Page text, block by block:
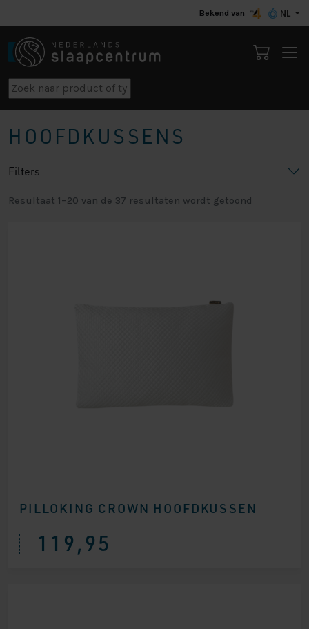
Bekend van NL
HOOFDKUSSENS
Filters
Resultaat 1–20 van de 37 resultaten wordt getoond
PILLOKING CROWN HOOFDKUSSEN
119,95